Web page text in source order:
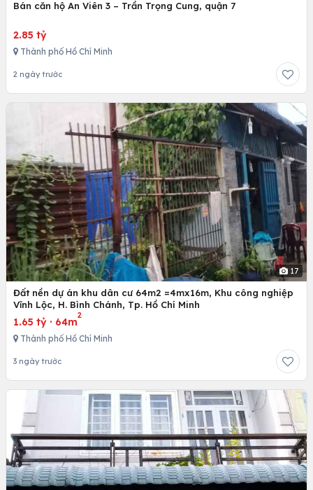
Bán căn hộ An Viên 3 – Trần Trọng Cung, quận 7
2.85 tỷ
Thành phố Hồ Chí Minh
2 ngày trước
17
Đất nền dự án khu dân cư 64m2 =4mx16m, Khu công nghiệp
Vĩnh Lộc, H. Bình Chánh, Tp. Hồ Chí Minh
1.65 tỷ · 64m
2
Thành phố Hồ Chí Minh
3 ngày trước